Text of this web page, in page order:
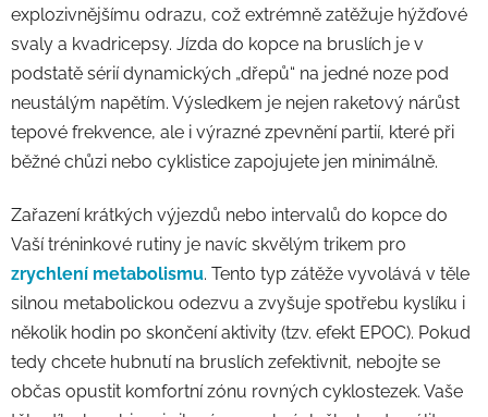
explozivnějšímu odrazu, což extrémně zatěžuje hýžďové
svaly a kvadricepsy. Jízda do kopce na bruslích je v
podstatě sérií dynamických „dřepů“ na jedné noze pod
neustálým napětím. Výsledkem je nejen raketový nárůst
tepové frekvence, ale i výrazné zpevnění partií, které při
běžné chůzi nebo cyklistice zapojujete jen minimálně.
Zařazení krátkých výjezdů nebo intervalů do kopce do
Vaší tréninkové rutiny je navíc skvělým trikem pro
zrychlení metabolismu. Tento typ zátěže vyvolává v těle
silnou metabolickou odezvu a zvyšuje spotřebu kyslíku i
několik hodin po skončení aktivity (tzv. efekt EPOC). Pokud
tedy chcete hubnutí na bruslích zefektivnit, nebojte se
občas opustit komfortní zónu rovných cyklostezek. Vaše